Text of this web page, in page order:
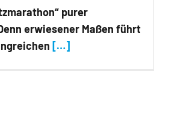
purer
erwiesener Maßen führt
[…]